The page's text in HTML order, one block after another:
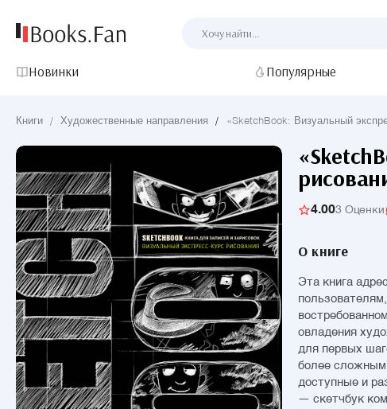
Новинки Популярные
Книги / Художественные направления / «SketchBook: Визуальный
4.003 Оценки
О книге
Эта книга
овладения
для первых
более
доступные и
— скетчбук